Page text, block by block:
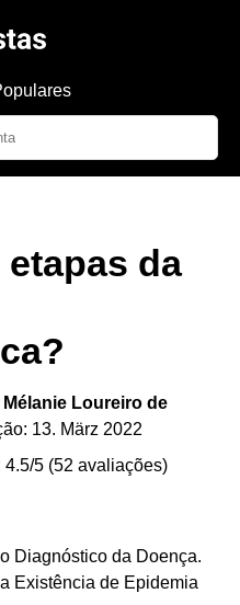
da
Loureiro de
13. März 2022
4.5/5 (52 avaliações)
Diagnóstico da Doença.
Existência de Epidemia